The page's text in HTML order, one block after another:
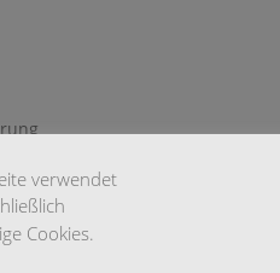
verwendet
Cookies.